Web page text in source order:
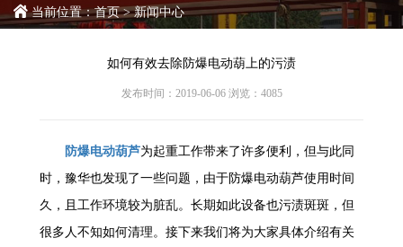
当前位置：首页>新闻中心
如何有效去除防爆电动葫上的污渍
发布时间：2019-06-06 浏览：4085
防爆电动葫芦为起重工作带来了许多便利，但与此同
时，豫华也发现了一些问题，由于防爆电动葫芦使用时间
久，且工作环境较为脏乱。长期如此设备也污渍斑斑，但
很多人不知如何清理。接下来我们将为大家具体介绍有关